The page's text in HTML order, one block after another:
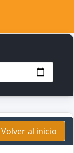
Volver al inicio